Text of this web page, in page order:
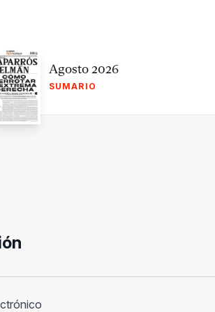
Agosto 2026
SUMARIO